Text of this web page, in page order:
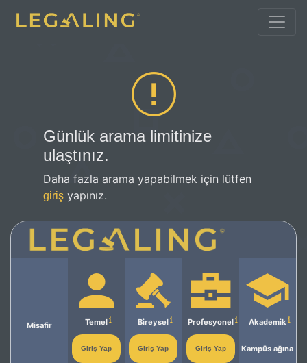
Günlük arama limitinize
ulaştınız.
Daha fazla arama yapabilmek için lütfen
giriş yapınız.
Misafir Temel
Giriş Yap
Bireysel
Giriş Yap
Profesyonel
Giriş Yap
Akademik
Kampüs ağına